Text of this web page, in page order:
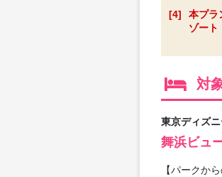
[4]
本プラ
ゾート
対
東京ディズ
舞浜ビュ
【パークか